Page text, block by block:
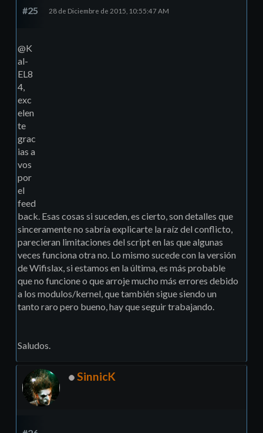
#25 28 de Diciembre de 2015, 10:55:47 AM
@K
al-
EL8
4,
exc
elen
te
grac
ias a
vos
por
el
feed
back. Esas cosas si suceden, es cierto, son detalles que
sinceramente no sabría explicarte la raíz del conflicto,
parecieran limitaciones del script en las que algunas
veces funciona otra no. Lo mismo sucede con la versión
de Wifislax, si estamos en la última, es más probable
que no funcione o que arroje mucho más errores debido
a los modulos/kernel, que también sigue siendo un
tanto raro pero bueno, hay que seguir trabajando.
Saludos.
SinnicK